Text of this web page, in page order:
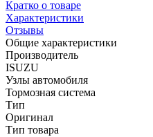
Кратко о товаре
Характеристики
Отзывы
Общие характеристики
Производитель
ISUZU
Узлы автомобиля
Тормозная система
Тип
Оригинал
Тип товара